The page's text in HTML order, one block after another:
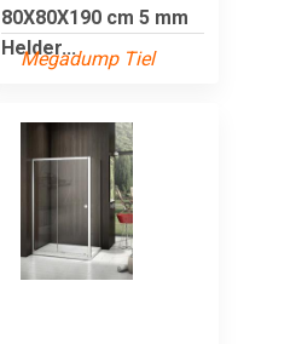
80X80X190 cm 5 mm
Helder...
Megadump Tiel